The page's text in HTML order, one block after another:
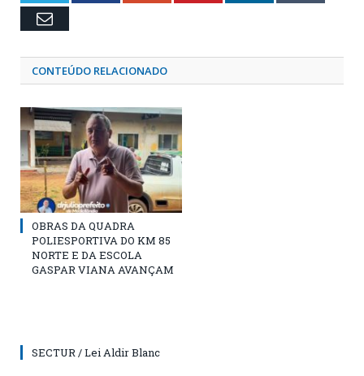
Email
CONTEÚDO RELACIONADO
OBRAS DA QUADRA
POLIESPORTIVA DO KM 85
NORTE E DA ESCOLA
GASPAR VIANA AVANÇAM
SECTUR / Lei Aldir Blanc